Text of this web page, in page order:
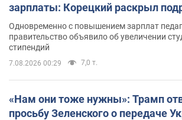
зарплаты: Корецкий раскрыл
Одновременно с повышением зарплат
правительство объявило об увеличении
стипендий
7.08.2026 00:29 7,0 т.
«Нам они тоже нужны»: Трамп
просьбу Зеленского о передаче